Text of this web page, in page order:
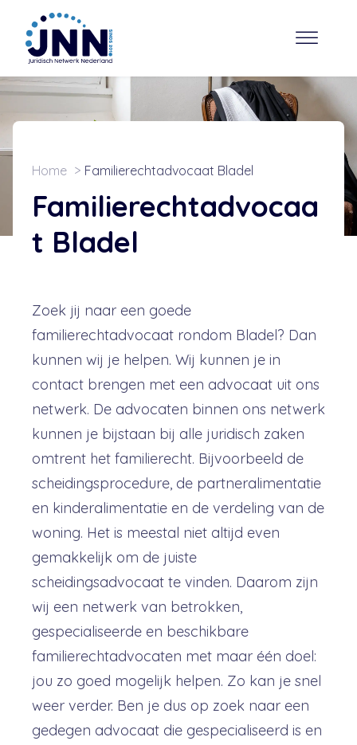
Home Familierechtadvocaat Bladel
Familierechtadvocaa
t Bladel
Zoek jij naar een goede
familierechtadvocaat rondom Bladel? Dan
kunnen wij je helpen. Wij kunnen je in
contact brengen met een advocaat uit ons
netwerk. De advocaten binnen ons netwerk
kunnen je bijstaan bij alle juridisch zaken
omtrent het familierecht. Bijvoorbeeld de
scheidingsprocedure, de partneralimentatie
en kinderalimentatie en de verdeling van de
woning. Het is meestal niet altijd even
gemakkelijk om de juiste
scheidingsadvocaat te vinden. Daarom zijn
wij een netwerk van betrokken,
gespecialiseerde en beschikbare
familierechtadvocaten met maar één doel:
jou zo goed mogelijk helpen. Zo kan je snel
weer verder. Ben je dus op zoek naar een
gedegen advocaat die gespecialiseerd is en